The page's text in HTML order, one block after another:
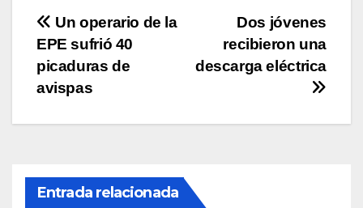
k
k
Navegación
de
entradas
Dos jóvenes
recibieron una
descarga eléctrica
Un operario de la
EPE sufrió 40
picaduras de
avispas
Entrada relacionada